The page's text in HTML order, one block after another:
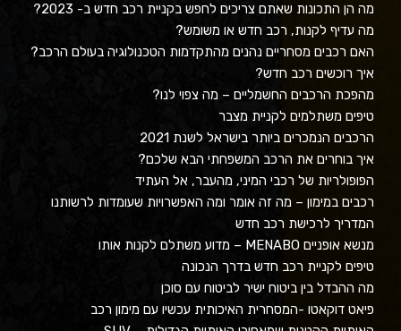
מה הן התכונות שאתם צריכים לחפש בקניית רכב חדש ב- 2023?
מה עדיף לקנות, רכב חדש או משומש?
האם רכבים מסחריים נהנים מהתקדמות הטכנולוגיה בעולם הרכב?
איך רוכשים רכב חדש?
מהפכת הרכבים החשמליים – מה צפוי לנו?
טיפים משתלמים לקניית מצבר
הרכבים הנמכרים ביותר בישראל לשנת 2021
איך בוחרים את הרכב המשפחתי הבא שלכם?
הפופולריות של רכבי המיני, מהעבר, אל העתיד
רכבים במימון – מה זה אומר ומה האפשרויות שעומדות לרשותנו
המדריך לרכישת רכב חדש
מנשא אופניים MENABO – מדוע משתלם לקנות אותו
טיפים לקניית רכב חדש בדרך הנכונה
מה ההבדל בין ביטוח ישיר לביטוח עם סוכן
פיאט דוקאטו -המסחרית האיכותית עכשיו עם מימון רכב